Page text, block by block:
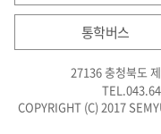
통학버스
27136 충청북도
COPYRIGHT (C) 2017